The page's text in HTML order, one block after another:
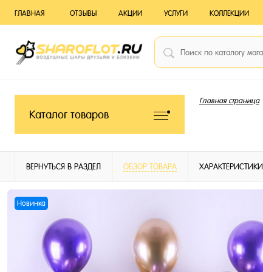
ГЛАВНАЯ ОТЗЫВЫ АКЦИИ УСЛУГИ КОЛЛЕКЦИИ
Каталог товаров
Главная страница
ВЕРНУТЬСЯ В РАЗДЕЛ ОБЗОР ТОВАРА ХАРАКТЕРИСТИКИ
Новинка